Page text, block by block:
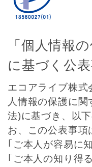
「個人情報
に基づく公
エコアライブ株式
人情報の保護に
法)に基づき、以
お、この公表事項
｢ご本人が容易に
｢ご本人の知り得